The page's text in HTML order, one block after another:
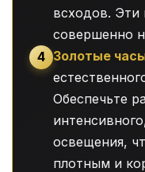
всходов.
совершенно
4 Золотые
Обеспечьте
освещения,
плотным и